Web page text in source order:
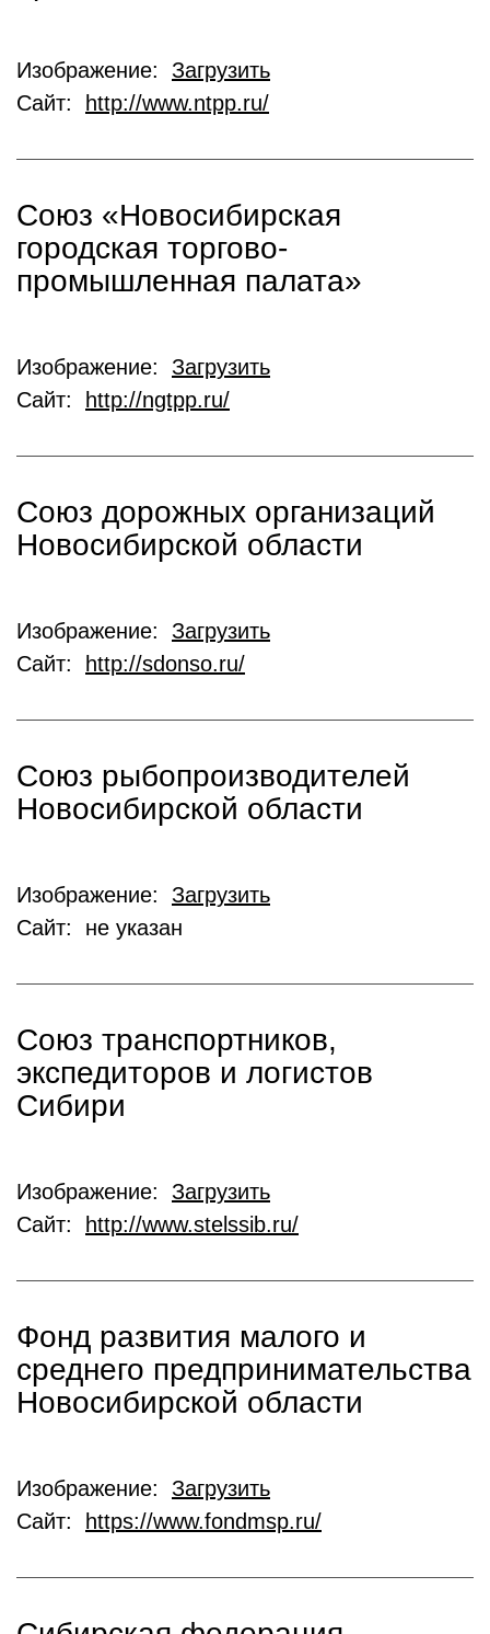
Изображение: Загрузить
Сайт:
http://www.ntpp.ru/
Союз «Новосибирская
городская торгово-
промышленная палата»
Изображение: Загрузить
Сайт:
http://ngtpp.ru/
Союз дорожных организаций
Новосибирской области
Изображение: Загрузить
Сайт:
http://sdonso.ru/
Союз рыбопроизводителей
Новосибирской области
Изображение: Загрузить
Сайт: не указан
Союз транспортников,
экспедиторов и логистов
Сибири
Изображение: Загрузить
Сайт:
http://www.stelssib.ru/
Фонд развития малого и
среднего предпринимательства
Новосибирской области
Изображение: Загрузить
Сайт:
https://www.fondmsp.ru/